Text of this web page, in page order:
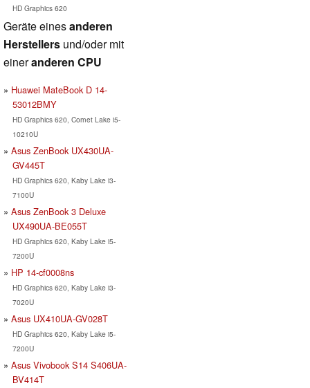
HD Graphics 620
Geräte einesanderen
Herstellers und/oder mit
eineranderen CPU
Huawei MateBook D 14-
53012BMY
HD Graphics 620, Comet Lake i5-
10210U
Asus ZenBook UX430UA-
GV445T
HD Graphics 620, Kaby Lake i3-
7100U
Asus ZenBook 3 Deluxe
UX490UA-BE055T
HD Graphics 620, Kaby Lake i5-
7200U
HP 14-cf0008ns
HD Graphics 620, Kaby Lake i3-
7020U
Asus UX410UA-GV028T
HD Graphics 620, Kaby Lake i5-
7200U
Asus Vivobook S14 S406UA-
BV414T